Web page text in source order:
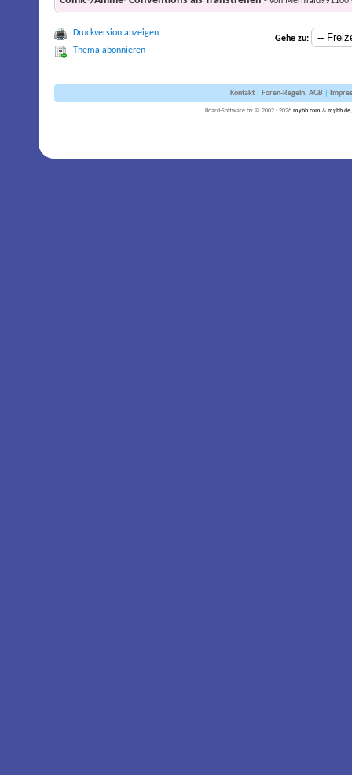
Druckversion anzeigen
Thema abonnieren
Gehe zu:
Kontakt| Foren-Regeln, AGB|
Board-Software by © 2002 - 2026 mybb.com & mybb.de